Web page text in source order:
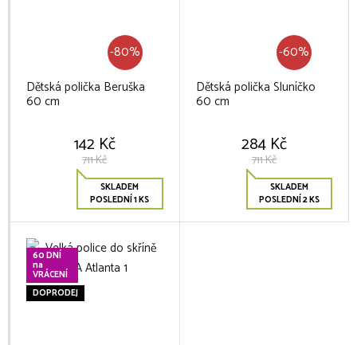
-80%
Dětská polička Beruška
60 cm
142 Kč
711 Kč
SKLADEM
POSLEDNÍ 1 KS
-60%
Dětská polička Sluníčko
60 cm
284 Kč
711 Kč
SKLADEM
POSLEDNÍ 2 KS
60 DNÍ
na
VRÁCENÍ
DOPRODEJ